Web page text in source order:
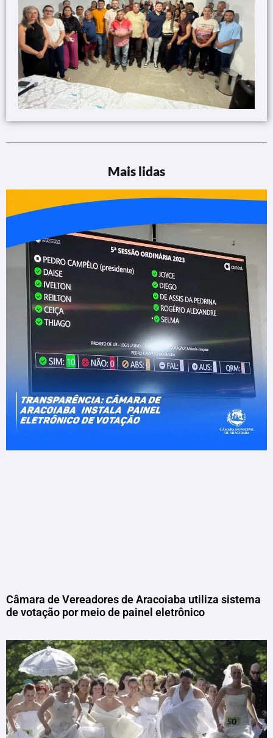
Mais lidas
Câmara de Vereadores de Aracoiaba utiliza sistema
de votação por meio de painel eletrônico